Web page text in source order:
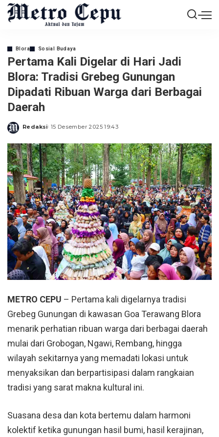
Blora Sosial Budaya
Pertama Kali Digelar di Hari Jadi
Blora: Tradisi Grebeg Gunungan
Dipadati Ribuan Warga dari Berbagai
Daerah
Posted
Redaksi 15 Desember 2025 19:43
METRO CEPU – Pertama kali digelarnya tradisi
Grebeg Gunungan di kawasan Goa Terawang Blora
menarik perhatian ribuan warga dari berbagai daerah
mulai dari Grobogan, Ngawi, Rembang, hingga
wilayah sekitarnya yang memadati lokasi untuk
menyaksikan dan berpartisipasi dalam rangkaian
tradisi yang sarat makna kultural ini.
Suasana desa dan kota bertemu dalam harmoni
kolektif ketika gunungan hasil bumi, hasil kerajinan,